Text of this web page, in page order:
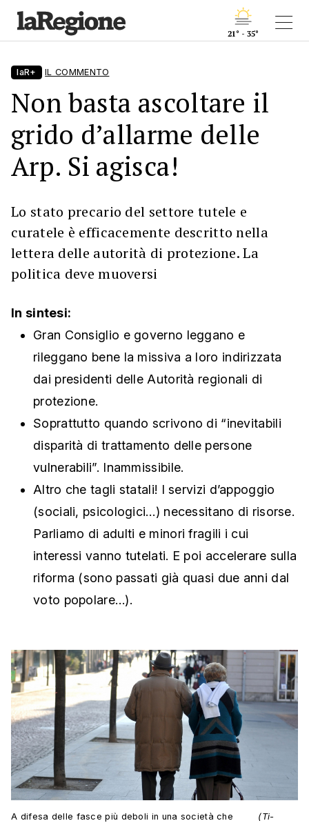
21° - 35°
laR+ IL COMMENTO
Non basta ascoltare il
grido d’allarme delle
Arp. Si agisca!
Lo stato precario del settore tutele e
curatele è efficacemente descritto nella
lettera delle autorità di protezione. La
politica deve muoversi
In sintesi:
Gran Consiglio e governo leggano e
rileggano bene la missiva a loro indirizzata
dai presidenti delle Autorità regionali di
protezione.
Soprattutto quando scrivono di “inevitabili
disparità di trattamento delle persone
vulnerabili”. Inammissibile.
Altro che tagli statali! I servizi d’appoggio
(sociali, psicologici…) necessitano di risorse.
Parliamo di adulti e minori fragili i cui
interessi vanno tutelati. E poi accelerare sulla
riforma (sono passati già quasi due anni dal
voto popolare…).
A difesa delle fasce più deboli in una società che (Ti-